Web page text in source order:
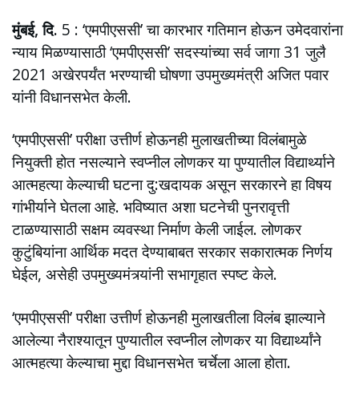
मुंबई, दि. 5 : ‘एमपीएससी’ चा कारभार गतिमान होऊन उमेदवारांना
न्याय मिळण्यासाठी ‘एमपीएससी’ सदस्यांच्या सर्व जागा 31 जुलै
2021 अखेरपर्यंत भरण्याची घोषणा उपमुख्यमंत्री अजित पवार
यांनी विधानसभेत केली.
‘एमपीएससी’ परीक्षा उत्तीर्ण होऊनही मुलाखतीच्या विलंबामुळे
नियुक्ती होत नसल्याने स्वप्नील लोणकर या पुण्यातील विद्यार्थ्याने
आत्महत्या केल्याची घटना दु:खदायक असून सरकारने हा विषय
गांभीर्याने घेतला आहे. भविष्यात अशा घटनेची पुनरावृत्ती
टाळण्यासाठी सक्षम व्यवस्था निर्माण केली जाईल. लोणकर
कुटुंबियांना आर्थिक मदत देण्याबाबत सरकार सकारात्मक निर्णय
घेईल, असेही उपमुख्यमंत्र्यांनी सभागृहात स्पष्ट केले.
‘एमपीएससी’ परीक्षा उत्तीर्ण होऊनही मुलाखतीला विलंब झाल्याने
आलेल्या नैराश्यातून पुण्यातील स्वप्नील लोणकर या विद्यार्थ्यांने
आत्महत्या केल्याचा मुद्दा विधानसभेत चर्चेला आला होता.